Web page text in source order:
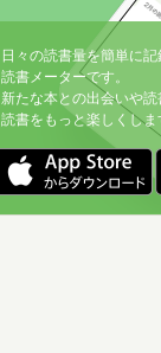
日々の読書量を簡単に
読書メーターです。
新たな本との出会いや読
読書をもっと楽しくしま